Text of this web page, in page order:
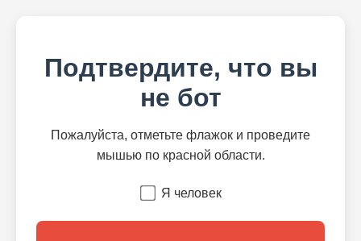
Подтвердите, что вы
не бот
Пожалуйста, отметьте флажок и проведите
мышью по красной области.
Я человек